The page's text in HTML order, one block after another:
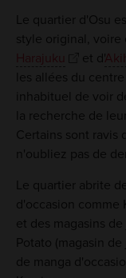
Le quartier d'Osu
style original, voire
Harajuku
et d'
les allées du
inhabituel de voir
la recherche de
Certains sont ravis
n'oubliez pas de
Le quartier abrite
d'occasion comme
et des magasins
Potato (magasin
de manga